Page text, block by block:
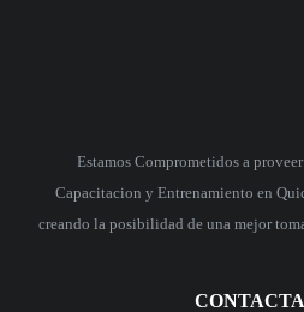
Estamos Comprometidos a
Capacitacion y Entrenamiento en
creando la posibilidad de una mejor